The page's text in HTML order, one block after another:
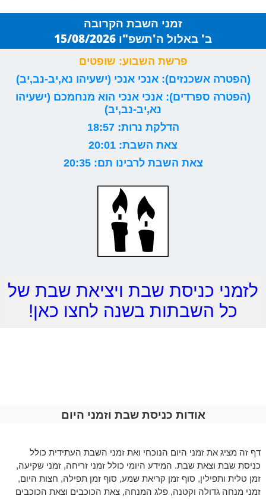
זמני השבת הקרובה
ב' באלול ה'תשפ"ו 15/08/2026
פרשת השבוע: שופטים
(הפטרה אשכנזים): אנכי אנכי (ישעיהו נא,יב-נב,יב)
(הפטרה ספרדים): אנכי אנכי הוא מנחמכם (ישעיהו
נא,יב-נב,יב)
הדלקת נרות: 18:57
צאת השבת: 20:01
צאת השבת לרבינו תם: 20:35
לזמני כניסת שבת ויציאת שבת של
כל השבתות בשנה לחצו כאן!
אודות כניסת שבת וזמני היום
דף זה מציג את זמני היום הנוכחי ואת זמני השבת העתידית כולל
כניסת שבת וצאת שבת. המידע היומי כולל זמני זריחה, זמני שקיעה,
זמן טלית ותפילין, סוף זמן קריאת שמע, סוף זמן תפילה, חצות היום,
זמני מנחה גדולה וקטנה, פלג המנחה, צאת הכוכבים וצאת הכוכבים